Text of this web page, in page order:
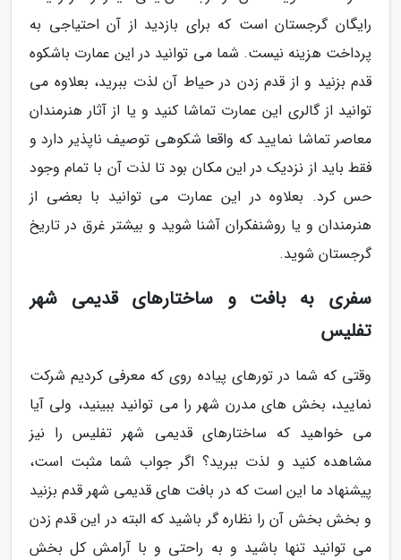
رایگان گرجستان است که برای بازدید از آن احتیاجی به
پرداخت هزینه نیست. شما می توانید در این عمارت باشکوه
قدم بزنید و از قدم زدن در حیاط آن لذت ببرید، بعلاوه می
توانید از گالری این عمارت تماشا کنید و یا از آثار هنرمندان
معاصر تماشا نمایید که واقعا شکوهی توصیف ناپذیر دارد و
فقط باید از نزدیک در این مکان بود تا لذت آن با تمام وجود
حس کرد. بعلاوه در این عمارت می توانید با بعضی از
هنرمندان و یا روشنفکران آشنا شوید و بیشتر غرق در تاریخ
گرجستان شوید.
سفری به بافت و ساختارهای قدیمی شهر
تفلیس
وقتی که شما در تورهای پیاده روی که معرفی کردیم شرکت
نمایید، بخش های مدرن شهر را می توانید ببینید، ولی آیا
می خواهید که ساختارهای قدیمی شهر تفلیس را نیز
مشاهده کنید و لذت ببرید؟ اگر جواب شما مثبت است،
پیشنهاد ما این است که در بافت های قدیمی شهر قدم بزنید
و بخش بخش آن را نظاره گر باشید که البته در این قدم زدن
می توانید تنها باشید و به راحتی و با آرامش کل بخش